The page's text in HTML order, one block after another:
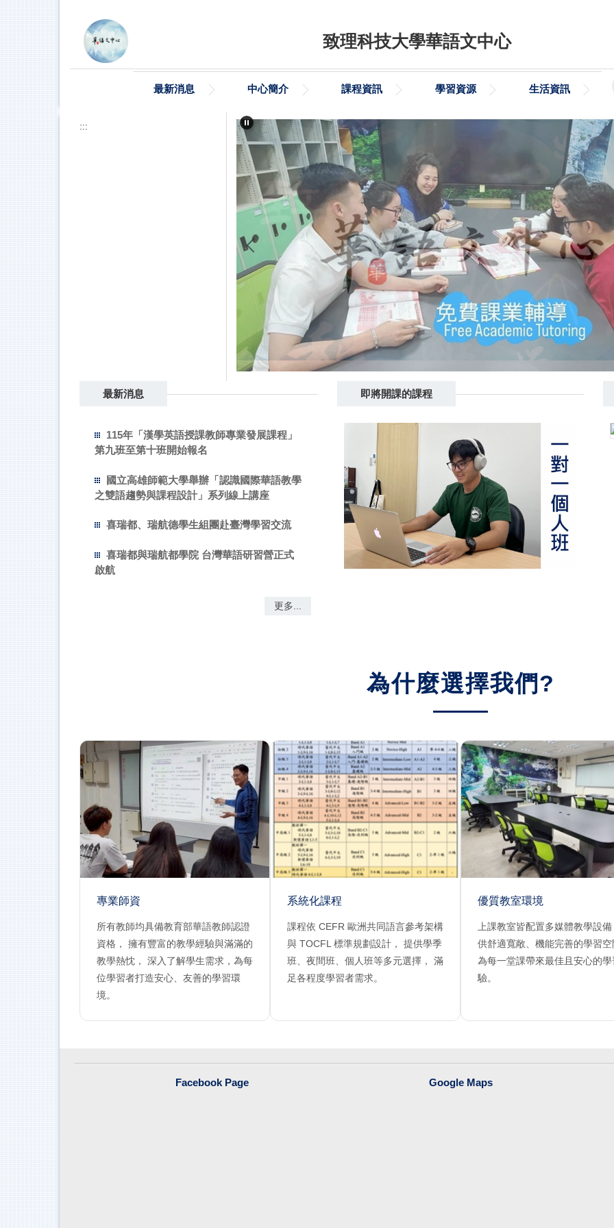
致理科技大學華語文中心
最新消息 中心簡介 課程資訊 學習資源 生活資訊
:::
最新消息
115年「漢學英語授課教師專業發展課程」
第九班至第十班開始報名
國立高雄師範大學舉辦「認識國際華語教學
之雙語趨勢與課程設計」系列線上講座
喜瑞都、瑞航德學生組團赴臺灣學習交流
喜瑞都與瑞航都學院 台灣華語研習營正式
啟航
更多...
即將開課的課程
為什麼選擇我們?
專業師資
所有教師均具備教育部華語教師認證
資格， 擁有豐富的教學經驗與滿滿的
教學熱忱， 深入了解學生需求，為每
位學習者打造安心、友善的學習環
境。
系統化課程
課程依 CEFR 歐洲共同語言參考架構
與 TOCFL 標準規劃設計， 提供學季
班、夜間班、個人班等多元選擇， 滿
足各程度學習者需求。
優質教室環境
上課教室皆配置多媒體教學設
供舒適寬敞、機能完善的學習空
為每一堂課帶來最佳且安心的學
驗。
Facebook Page Google Maps